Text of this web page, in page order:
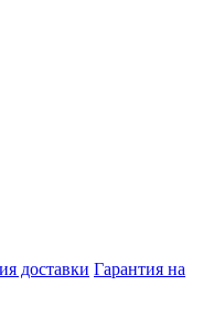
доставки Гарантия на